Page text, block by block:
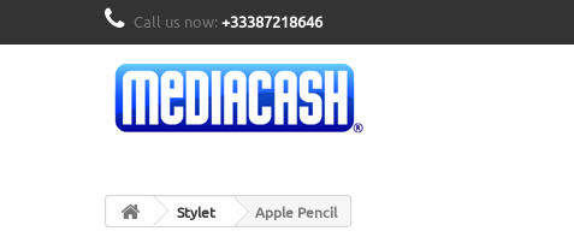
Call us now: +33387218646
Stylet Apple Pencil